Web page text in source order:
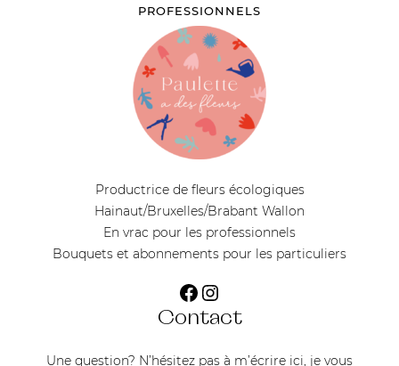
PROFESSIONNELS
Productrice de fleurs écologiques
Hainaut/Bruxelles/Brabant Wallon
En vrac pour les professionnels
Bouquets et abonnements pour les particuliers
Facebook
Instagram
Contact
Une question? N’hésitez pas à m’écrire ici, je vous